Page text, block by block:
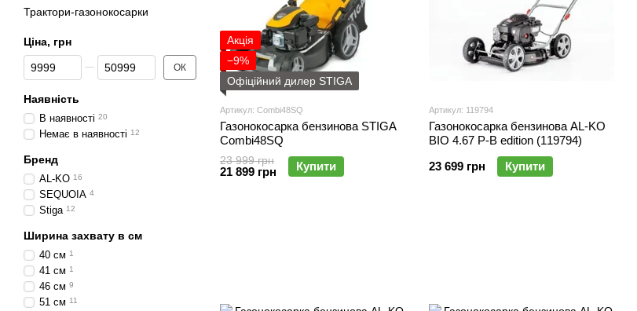
Акція
−9%
Офіційний дилер STIGA
Артикул: Combi48SQ
Газонокосарка бензинова STIGA
Combi48SQ
23 999 грн
21 899 грн Купити
Артикул: 119794
Газонокосарка бензинова AL-KO
BIO 4.67 P-B edition (119794)
23 699 грн
Купити
Трактори-газонокосарки
Ціна, грн
Від Ціна, грн
До Ціна, грн ОК
Наявність
В наявності 20
Немає в наявності 12
Бренд
AL-KO 16
SEQUOIA 4
Stiga 12
Ширина захвату в см
40 см 1
41 см 1
46 см 9
51 см 11